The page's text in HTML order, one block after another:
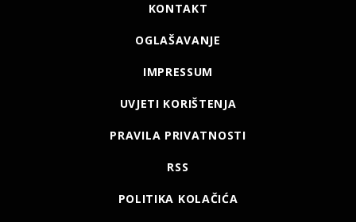
KONTAKT
OGLAŠAVANJE
IMPRESSUM
UVJETI KORIŠTENJA
PRAVILA PRIVATNOSTI
RSS
POLITIKA KOLAČIĆA